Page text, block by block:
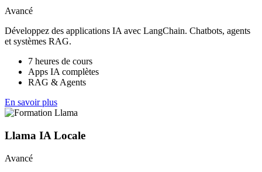
Avancé
Développez des applications IA avec LangChain. Chatbots, agents
et systèmes RAG.
7 heures de cours
Apps IA complètes
RAG & Agents
En savoir plus
Llama IA Locale
Avancé